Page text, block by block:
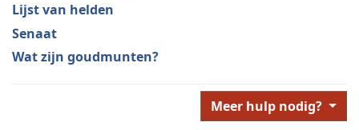
Lijst van helden
Senaat
Wat zijn goudmunten?
Meer hulp nodig?